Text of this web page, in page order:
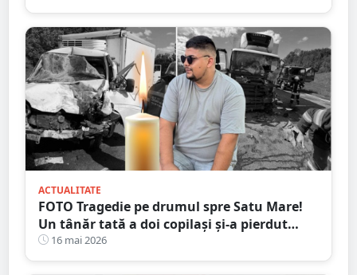
ACTUALITATE
FOTO Tragedie pe drumul spre Satu Mare!
Un tânăr tată a doi copilași și-a pierdut
viața într-un accident cumplit
16 mai 2026